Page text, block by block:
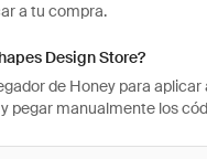
a tu compra.
Design Store?
de Honey para
pegar manualmente los